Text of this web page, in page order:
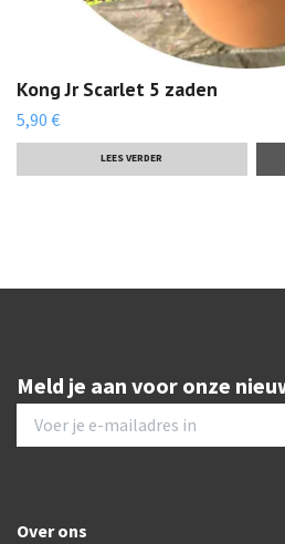
Kong Jr Scarlet 5 zaden
5,90 €
LEES VERDER
Meld je aan voor onze
Over ons